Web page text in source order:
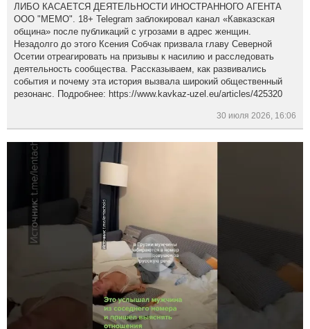
ЛИБО КАСАЕТСЯ ДЕЯТЕЛЬНОСТИ ИНОСТРАННОГО АГЕНТА
ООО "МЕМО". 18+ Telegram заблокировал канал «Кавказская
община» после публикаций с угрозами в адрес женщин.
Незадолго до этого Ксения Собчак призвала главу Северной
Осетии отреагировать на призывы к насилию и расследовать
деятельность сообщества. Рассказываем, как развивались
события и почему эта история вызвала широкий общественный
резонанс. Подробнее: https://www.kavkaz-uzel.eu/articles/425320
30 июля 2026, 16:06